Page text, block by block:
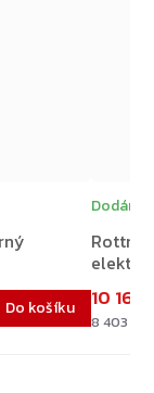
Do košíku
Dodání
8 403 Kč
10 168